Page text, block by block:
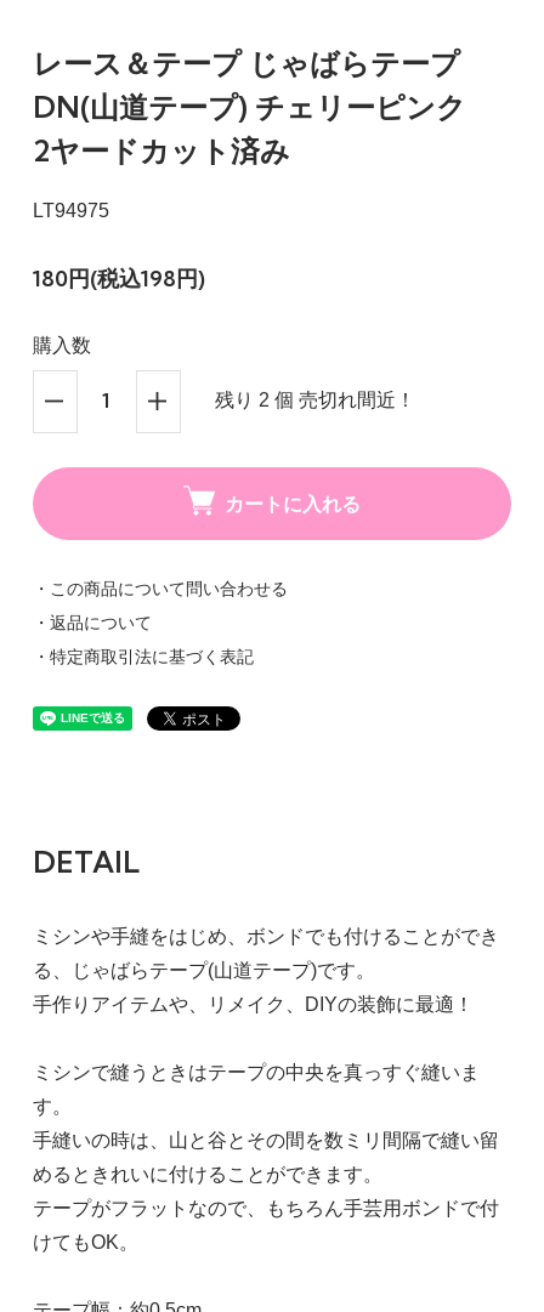
レース＆テープ じゃばらテープ
DN(山道テープ) チェリーピンク
2ヤードカット済み
LT94975
180円(税込198円)
購入数
残り 2 個 売切れ間近！
カートに入れる
・この商品について問い合わせる
・返品について
・特定商取引法に基づく表記
DETAIL
ミシンや手縫をはじめ、ボンドでも付けることができ
る、じゃばらテープ(山道テープ)です。
手作りアイテムや、リメイク、DIYの装飾に最適！
ミシンで縫うときはテープの中央を真っすぐ縫いま
す。
手縫いの時は、山と谷とその間を数ミリ間隔で縫い留
めるときれいに付けることができます。
テープがフラットなので、もちろん手芸用ボンドで付
けてもOK。